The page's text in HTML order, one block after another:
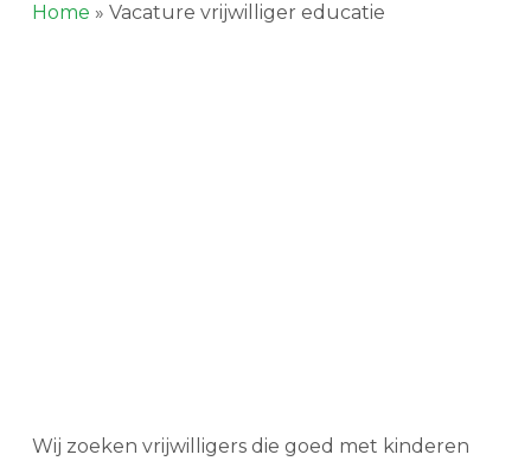
Home » Vacature vrijwilliger educatie
Wij zoeken vrijwilligers die goed met kinderen